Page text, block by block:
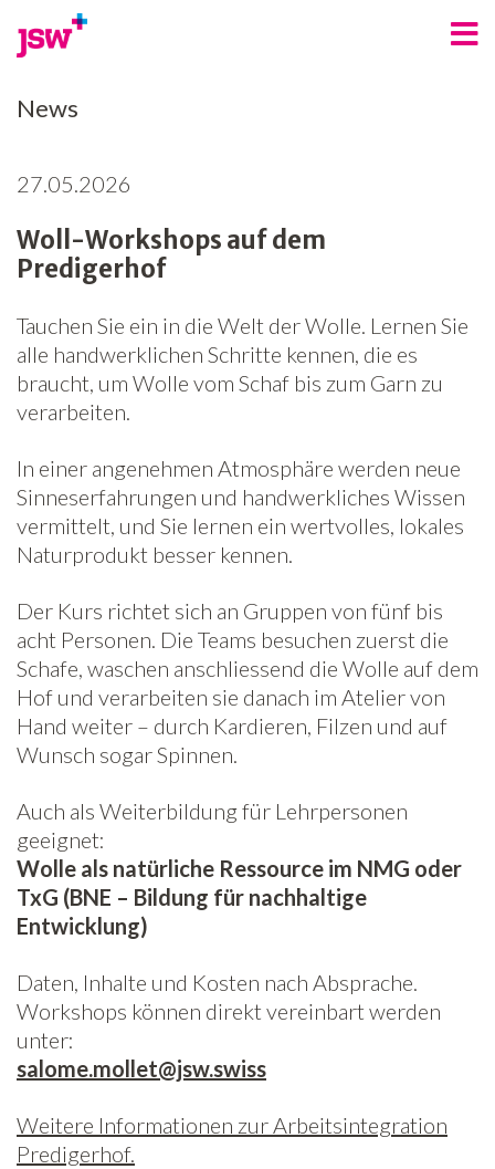
Angebote
Über uns
Spenden
Kontakt
Jobs
Newsletter
News
27.05.2026
Woll-Workshops auf dem
Predigerhof
Tauchen Sie ein in die Welt der Wolle. Lernen Sie
alle handwerklichen Schritte kennen, die es
braucht, um Wolle vom Schaf bis zum Garn zu
verarbeiten.
In einer angenehmen Atmosphäre werden neue
Sinneserfahrungen und handwerkliches Wissen
vermittelt, und Sie lernen ein wertvolles, lokales
Naturprodukt besser kennen.
Der Kurs richtet sich an Gruppen von fünf bis
acht Personen. Die Teams besuchen zuerst die
Schafe, waschen anschliessend die Wolle auf dem
Hof und verarbeiten sie danach im Atelier von
Hand weiter – durch Kardieren, Filzen und auf
Wunsch sogar Spinnen.
Auch als Weiterbildung für Lehrpersonen
geeignet:
Wolle als natürliche Ressource im NMG oder
TxG (BNE – Bildung für nachhaltige
Entwicklung)
Daten, Inhalte und Kosten nach Absprache.
Workshops können direkt vereinbart werden
unter:
salome.mollet@jsw.swiss
Weitere Informationen zur Arbeitsintegration
Predigerhof.